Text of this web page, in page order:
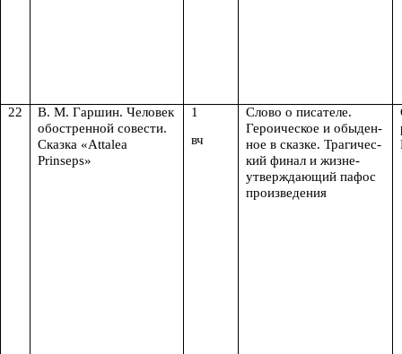
22
В. М. Гаршин. Человек
обостренной совести.
Сказка «Attalea
Prinseps»
1
вч
Слово о писателе.
Героическое и обыден-
ное в сказке. Трагичес-
кий финал и жизне-
утверждающий пафос
произведения